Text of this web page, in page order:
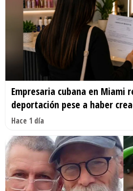
Empresaria cubana en Miami
deportación pese a haber
Hace 1 día